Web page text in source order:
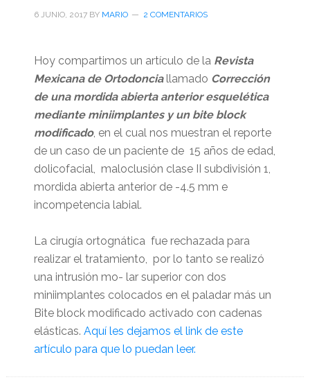
6 JUNIO, 2017BY MARIO 2 COMENTARIOS
Hoy compartimos un artículo de la Revista
Mexicana de Ortodonciallamado Corrección
de una mordida abierta anterior esquelética
mediante miniimplantes y un bite block
modificado, en el cual nos muestran el reporte
de un caso de un paciente de 15 años de edad,
dolicofacial, maloclusión clase II subdivisión 1,
mordida abierta anterior de -4.5 mm e
incompetencia labial.
La cirugía ortognática fue rechazada para
realizar el tratamiento, por lo tanto se realizó
una intrusión mo- lar superior con dos
miniimplantes colocados en el paladar más un
Bite block modificado activado con cadenas
elásticas. Aquí les dejamos el link de este
artículo para que lo puedan leer.